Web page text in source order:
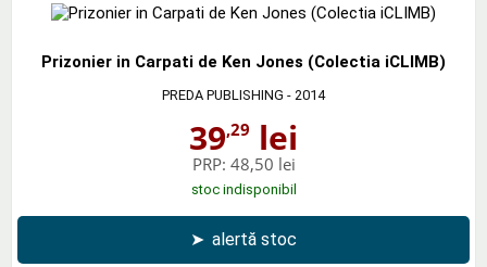
Prizonier in Carpati de Ken Jones (Colectia iCLIMB)
PREDA PUBLISHING - 2014
39,29 lei
PRP: 48,50 lei
stoc indisponibil
➤ alertă stoc